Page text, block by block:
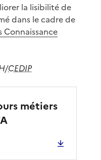
la lisibilité de
dans le cadre de
CEDIP
métiers